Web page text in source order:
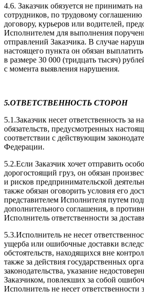
4.6. Заказчик обязуется не принимать на
сотрудников, по трудовому
договору, курьеров или водителей,
Исполнителем для выполнения
отправлений Заказчика. В случае
настоящего пункта он обязан
в размере 30 000 (тридцать тысяч)
с момента выявления нарушения.
5.ОТВЕТСТВЕННОСТЬ СТОРОН
5.1.Заказчик несет ответственность за
обязательств, предусмотренных
соответствии с действующим
Федерации.
5.2.Если Заказчик хочет отправить
дорогостоящий груз, он обязан
и рисков предпринимательской
также обязан оговорить условия его
представителем Исполнителя путем
дополнительного соглашения, в
Исполнитель ответственности за
5.3.Исполнитель не несет
ущерба или ошибочные доставки
обстоятельств, находящихся вне
также за действия государственных
законодательства, указание
Заказчиком, повлекших за собой
Исполнитель не несет ответственности